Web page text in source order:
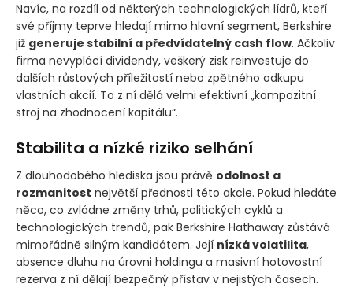
Navíc, na rozdíl od některých technologických lídrů, kteří
své příjmy teprve hledají mimo hlavní segment, Berkshire
již generuje stabilní a předvídatelný cash flow. Ačkoliv
firma nevyplácí dividendy, veškerý zisk reinvestuje do
dalších růstových příležitostí nebo zpětného odkupu
vlastních akcií. To z ní dělá velmi efektivní „kompozitní
stroj na zhodnocení kapitálu“.
Stabilita a nízké riziko selhání
Z dlouhodobého hlediska jsou právě odolnost a
rozmanitost největší přednosti této akcie. Pokud hledáte
něco, co zvládne změny trhů, politických cyklů a
technologických trendů, pak Berkshire Hathaway zůstává
mimořádně silným kandidátem. Její nízká volatilita,
absence dluhu na úrovni holdingu a masivní hotovostní
rezerva z ní dělají bezpečný přístav v nejistých časech.